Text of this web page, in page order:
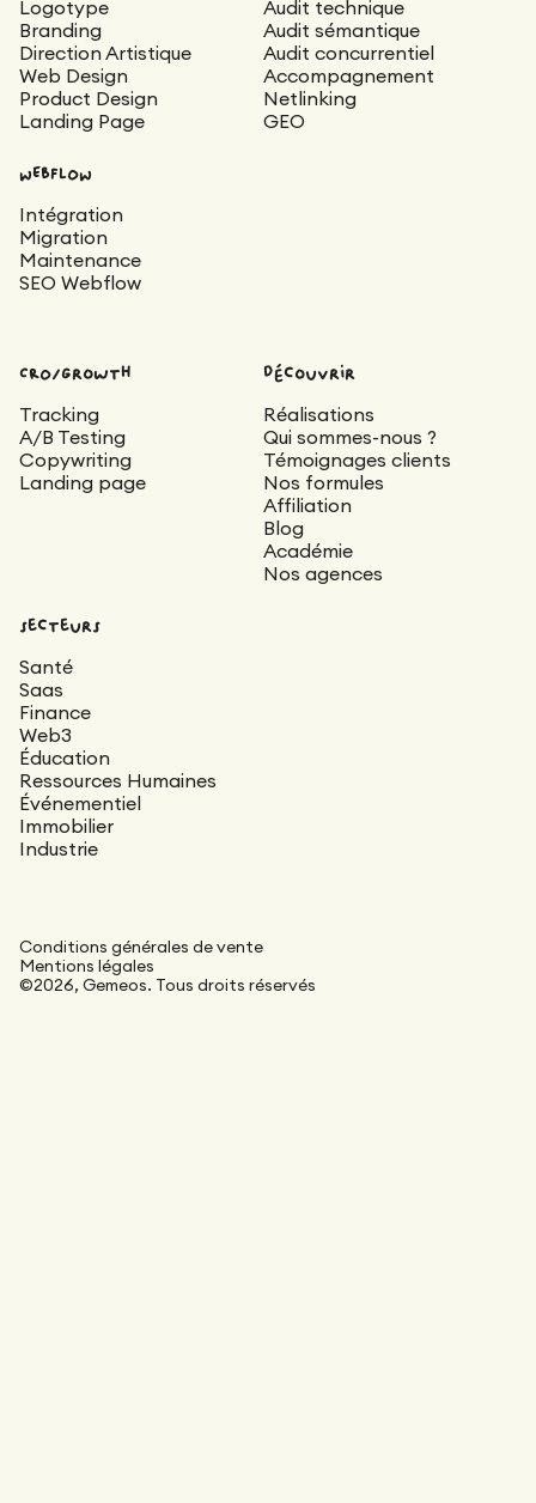
Logotype
Branding
Direction Artistique
Web Design
Product Design
Landing Page
Audit technique
Audit sémantique
Audit concurrentiel
Accompagnement
Netlinking
GEO
WEBFLOW
Intégration
Migration
Maintenance
SEO Webflow
CRO/Growth
Tracking
A/B Testing
Copywriting
Landing page
découvrir
Réalisations
Qui sommes-nous ?
Témoignages clients
Nos formules
Affiliation
Blog
Académie
Nos agences
secteurs
Santé
Saas
Finance
Web3
Éducation
Ressources Humaines
Événementiel
Immobilier
Industrie
Conditions générales de vente
Mentions légales
©2026, Gemeos. Tous droits réservés